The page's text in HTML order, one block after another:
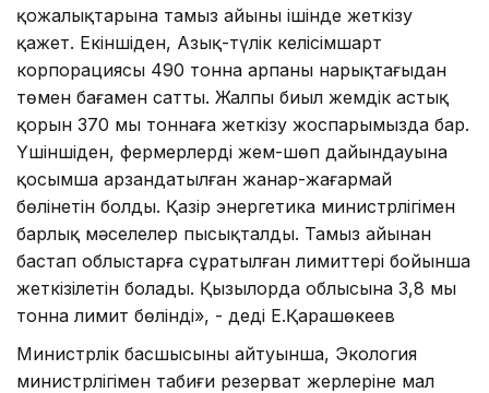
қожалықтарына тамыз айының ішінде жеткізу
қажет. Екіншіден, Азық-түлік келісімшарт
корпорациясы 490 тонна арпаны нарықтағыдан
төмен бағамен сатты. Жалпы биыл жемдік астық
қорын 370 мың тоннаға жеткізу жоспарымызда бар.
Үшіншіден, фермерлердің жем-шөп дайындауына
қосымша арзандатылған жанар-жағармай
бөлінетін болды. Қазір энергетика министрлігімен
барлық мәселелер пысықталды. Тамыз айынан
бастап облыстарға сұратылған лимиттері бойынша
жеткізілетін болады. Қызылорда облысына 3,8 мың
тонна лимит бөлінді», - деді Е.Қарашөкеев
Министрлік басшысының айтуынша, Экология
министрлігімен табиғи резерват жерлеріне мал